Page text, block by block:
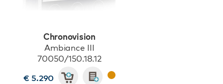
Chronovision
Ambiance III
70050/150.18.12
€ 5.290